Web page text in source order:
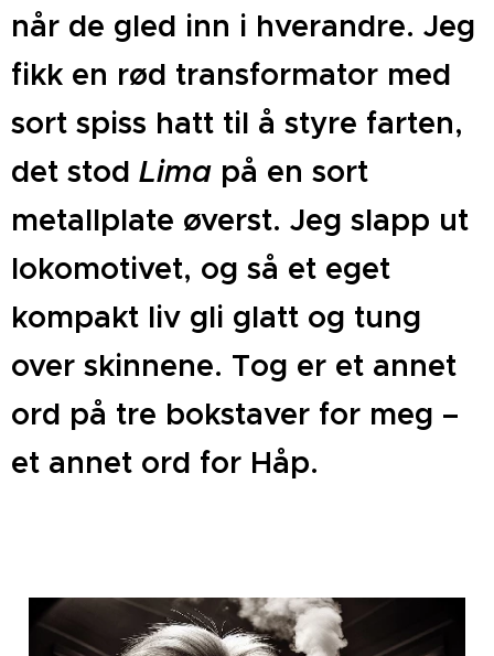
når de gled inn i hverandre. Jeg
fikk en rød transformator med
sort spiss hatt til å styre farten,
det stod Lima på en sort
metallplate øverst. Jeg slapp ut
lokomotivet, og så et eget
kompakt liv gli glatt og tung
over skinnene. Tog er et annet
ord på tre bokstaver for meg –
et annet ord for Håp.